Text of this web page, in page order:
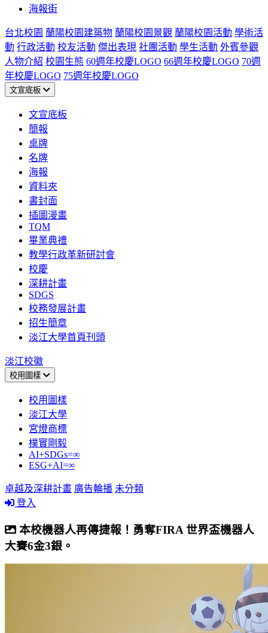
海報街
台北校園 蘭陽校園建築物 蘭陽校園景觀 蘭陽校園活動 學術活
動 行政活動 校友活動 傑出表現 社團活動 學生活動 外賓參觀
人物介紹 校園生態 60週年校慶LOGO 66週年校慶LOGO 70週
年校慶LOGO 75週年校慶LOGO
文宣底板
文宣底板
簡報
桌牌
名牌
海報
資料夾
書封面
插圖漫畫
TQM
畢業典禮
教學行政革新研討會
校慶
深耕計畫
SDGS
校務發展計畫
招生簡章
淡江大學首頁刊頭
淡江校徽
校用圖樣
校用圖樣
淡江大學
宮燈商標
樸實剛毅
AI+SDGs=∞
ESG+AI=∞
卓越及深耕計畫 廣告輪播 未分類
登入
本校機器人再傳捷報！勇奪FIRA 世界盃機器人
大賽6金3銀。